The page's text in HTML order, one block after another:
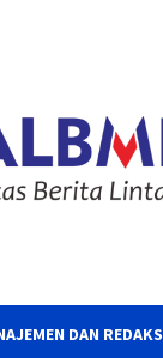
DAN